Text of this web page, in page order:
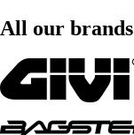
All our brands